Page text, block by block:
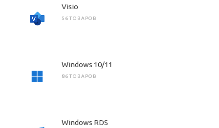
Visio
56 ТОВАРОВ
Windows 10/11
86 ТОВАРОВ
Windows RDS